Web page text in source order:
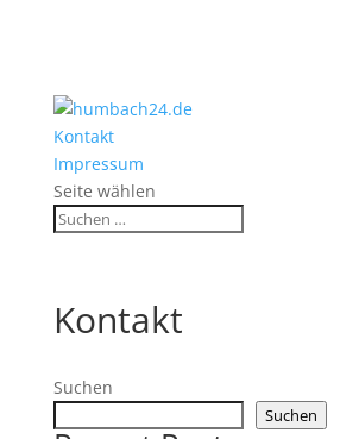
Kontakt
Impressum
Seite wählen
Kontakt
Suchen
Suchen